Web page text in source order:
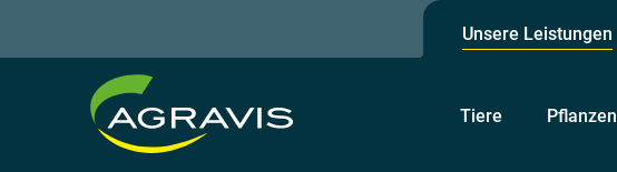
Unsere Leistungen
Tiere Pflanzen